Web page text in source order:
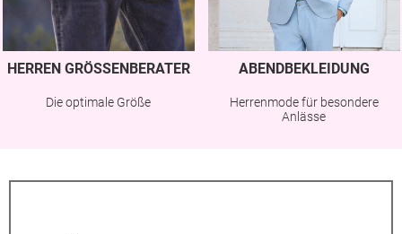
HERREN GRÖSSENBERATER
Die optimale Größe
ABENDBEKLEIDUNG
Herrenmode für besondere
Anlässe